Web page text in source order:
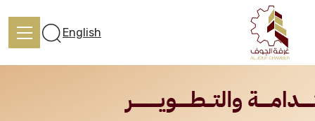
English
الخدمات